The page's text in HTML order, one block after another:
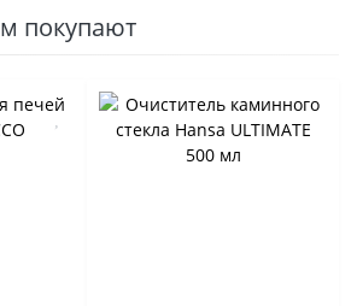
покупают